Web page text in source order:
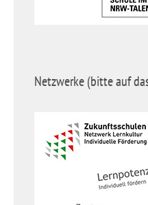
Netzwerke (bitte auf